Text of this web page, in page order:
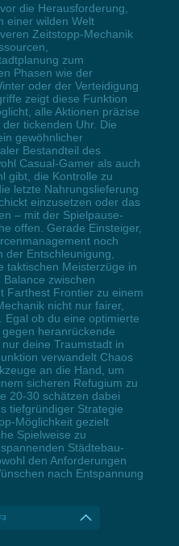
die Herausforderung,
einer wilden Welt
Zeitstopp-Mechanik
zum
Phasen wie der
oder der Verteidigung
zeigt diese Funktion
alle Aktionen präzise
tickenden Uhr. Die
gewöhnlicher
Bestandteil des
Casual-Gamer als auch
gibt, die Kontrolle zu
letzte Nahrungslieferung
einzusetzen oder das
– mit der Spielpause-
offen. Gerade Einsteiger,
noch
Entschleunigung,
taktischen Meisterzüge in
zwischen
Farthest Frontier zu einem
nicht nur fairer,
ob du eine optimierte
heranrückende
deine Traumstadt in
verwandelt Chaos
an die Hand, um
sicheren Refugium zu
20-30 schätzen dabei
tiefgründiger Strategie
Möglichkeit gezielt
Spielweise zu
Städtebau-
den Anforderungen
nach Entspannung